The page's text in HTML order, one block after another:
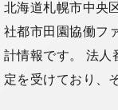
北海道札幌市中央
社都市田園協働フ
計情報です。 法人
定を受けており、